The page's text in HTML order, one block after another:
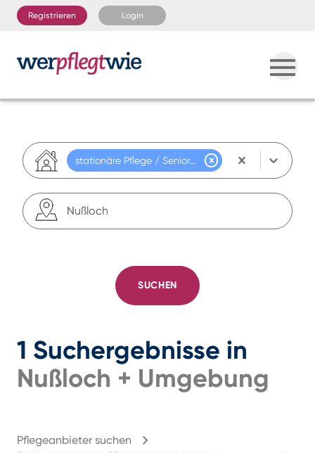
Registrieren Login
stationäre Pflege / Seniorenresidenz
SUCHEN
1 Suchergebnisse in
Nußloch + Umgebung
Pflegeanbieter suchen